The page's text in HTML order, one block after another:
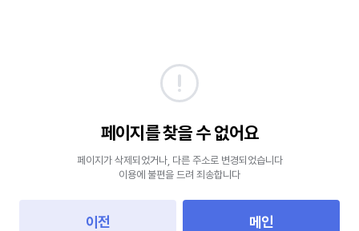
페이지를 찾을 수 없어요
페이지가 삭제되었거나, 다른 주소로 변경되었습니다
이용에 불편을 드려 죄송합니다
이전 메인